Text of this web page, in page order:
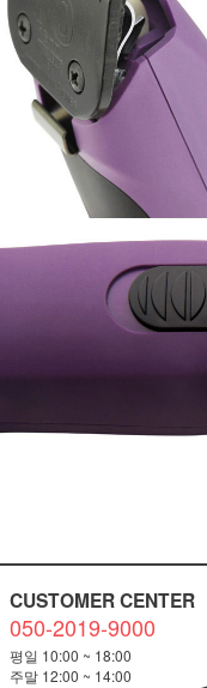
CUSTOMER CENTER
050-2019-9000
평일 10:00 ~ 18:00
주말 12:00 ~ 14:00